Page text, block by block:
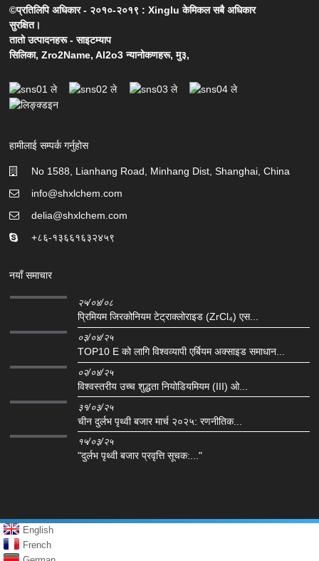
©प्रतिलिपि अधिकार - २०१०-२०१९ : Xinglu केमिकल सबै अधिकार
सुरक्षित।
तातो उत्पादनहरू-साइटम्याप
सिलिका,Zro2Name,Al2o3 न्यानोकणहरू,मु३,
हामीलाई सम्पर्क गर्नुहोस
No 1588, Lianhang Road, Minhang Dist, Shanghai, China
info@shxlchem.com
delia@shxlchem.com
+८६-१३६६१६३२४५९
नयाँ समाचार
२५/०४/०८
प्रिमियम जिरकोनियम टेट्राक्लोराइड (ZrCl₄) एस...
०३/०४/२५
TOP10 E को लागि विश्वव्यापी एर्बियम अक्साइड समाधान...
०२/०४/२५
विश्वस्तरीय उच्च शुद्धता नियोडियमियम (III) ओ...
३१/०३/२५
चीन दुर्लभ पृथ्वी बजार मार्च २०२५: रणनीतिक...
१५/०३/२५
"दुर्लभ पृथ्वी बजार प्रवृत्ति सूचक:..."
English
French